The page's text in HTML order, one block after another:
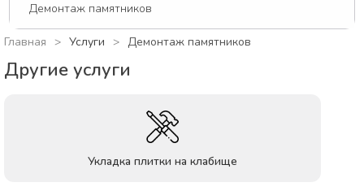
Демонтаж памятников
Главная Услуги Демонтаж памятников
Другие услуги
Укладка плитки на клабище